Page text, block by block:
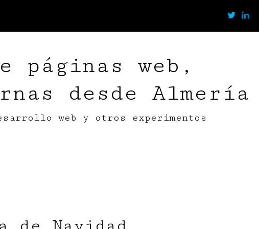
páginas web,
desde Almería
web y otros experimentos